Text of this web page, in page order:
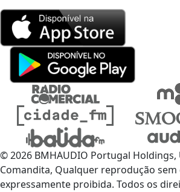
© 2026 BMHAUDIO Portugal Holdings,
Comandita, Qualquer reprodução
expressamente proibida. Todos os